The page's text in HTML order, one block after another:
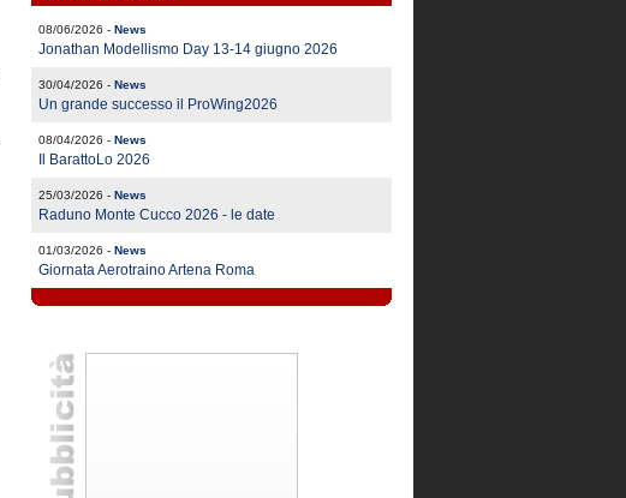
08/06/2026 - News
Jonathan Modellismo Day 13-14 giugno 2026
30/04/2026 - News
Un grande successo il ProWing2026
08/04/2026 - News
Il BarattoLo 2026
25/03/2026 - News
Raduno Monte Cucco 2026 - le date
01/03/2026 - News
Giornata Aerotraino Artena Roma